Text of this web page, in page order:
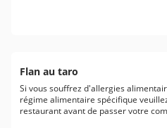
Flan au taro
Si vous souffrez d'allergies
régime alimentaire spécifique
restaurant avant de passer votre